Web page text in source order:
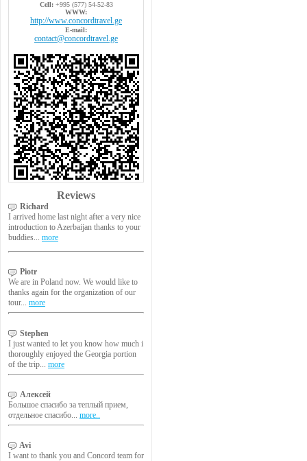
Cell:+995 (577) 54-52-83
WWW:
http://www.concordtravel.ge
E-mail:
contact@concordtravel.ge
Reviews
Richard
I arrived home last night after a very nice
introduction to Azerbaijan thanks to your
buddies... more
Piotr
We are in Poland now. We would like to
thanks again for the organization of our
tour... more
Stephen
I just wanted to let you know how much i
thoroughly enjoyed the Georgia portion
of the trip... more
Алексей
Большое спасибо за теплый прием,
отдельное спасибо... more..
Avi
I want to thank you and Concord team for